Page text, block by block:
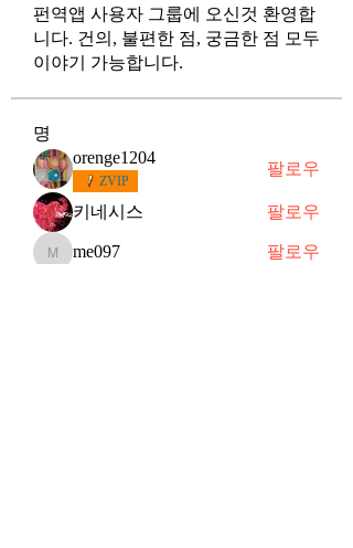
펀역앱 사용자 그룹에 오신것 환영합
니다. 건의, 불편한 점, 궁금한 점 모두
이야기 가능합니다.
명
orenge1204
ZVIP
팔로우
키네시스 팔로우
me097
me097
팔로우